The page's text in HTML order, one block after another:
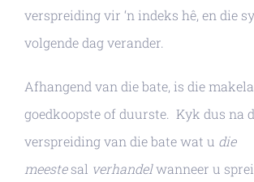
verspreiding vir ‘n indeks hê, en die
volgende dag verander.
Afhangend van die bate, is die
goedkoopste of duurste. Kyk dus na
verspreiding van die bate wat u die
meestesal verhandelwanneer u